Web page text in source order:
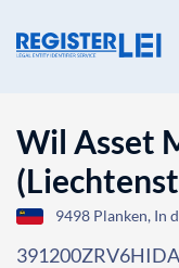
Wil Asset
9498 Planken, In